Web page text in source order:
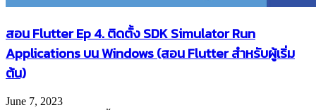
สอน Flutter Ep 4. ติดตั้ง SDK Simulator Run
Applications บน Windows (สอน Flutter สำหรับผู้เริ่ม
ต้น)
June 7, 2023